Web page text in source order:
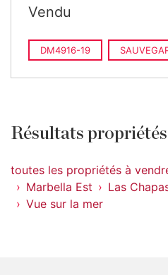
Vendu
DM4916-19
Résultats
toutes les propriétés à
Marbella Est
Las
Vue sur la mer